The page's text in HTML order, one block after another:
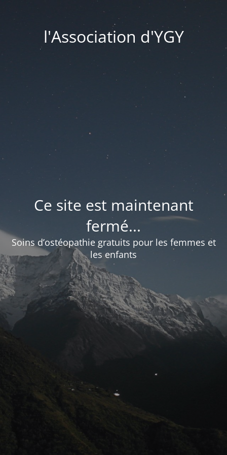
l'Association d'YGY
Ce site est maintenant
fermé...
Soins d’ostéopathie gratuits pour les femmes et
les enfants